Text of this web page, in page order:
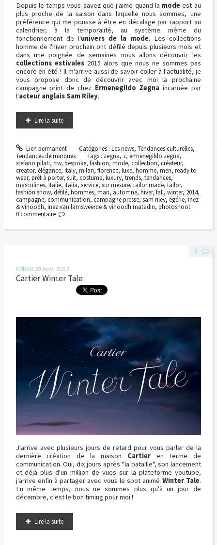
Depuis le temps vous savez que j'aime quand la mode est au
plus proche de la saison dans laquelle nous sommes, une
préférence qui me pousse à être en décalage par rapport au
calendrier, à la temporalité, au système même du
fonctionnement de l'univers de la mode. Les collections
homme de l'hiver prochain ont défilé depuis plusieurs mois et
dans une poignée de semaines nous allons découvrir les
collections estivales2015 alors que nous ne sommes pas
encore en été ! Il m'arrive aussi de savoir coller à l'actualité, je
vous propose donc de découvrir avec moi la prochaine
campagne print de chez Ermenegildo Zegna incarnée par
l'acteur anglais Sam Riley.
Lire la suite
Lien permanent Catégories : Les news, Tendances culturelles,
Tendances de marques
Tags : zegna, z,ermenegildo zegna,
stefano pilati, rtw, bespoke, fashion, mode, collection, créateur,
creator, élégance, italy, milan, florence, luxe, homme, men, ready to
wear, prêt à porter, suit, costume, luxury, trends, tendances,
masculines, italie, italia, service, sur mesure, tailor made, tailor,
fashion show, défilé, hommes, man, automne, hiver, fall, winter, 2014,
campagne, communication, campagne presse, sam riley, égérie, inez
& vinoodh, inez van lamsweerde & vinoodh matadin, photoshoot
0 commentaire
00h38 29 nov. 2013
Cartier Winter Tale
J'arrive avec plusieurs jours de retard pour vous parler de la
dernière création de la maison Cartier en terme de
communication. Oui, dix jours après "la bataille", son lancement
et déjà plus d'un million de vues sur la plateforme youtube,
j'arrive enfin à partager avec vous le spot animé Winter Tale.
En même temps, nous ne sommes plus qu'à un jour de
décembre, c'est le bon timing pour moi !
Lire la suite
0